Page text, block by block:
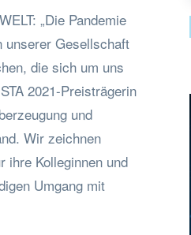
„Die Pandemie
unserer Gesellschaft
die sich um uns
2021-Preisträgerin
und
Wir zeichnen
ihre Kolleginnen und
Umgang mit